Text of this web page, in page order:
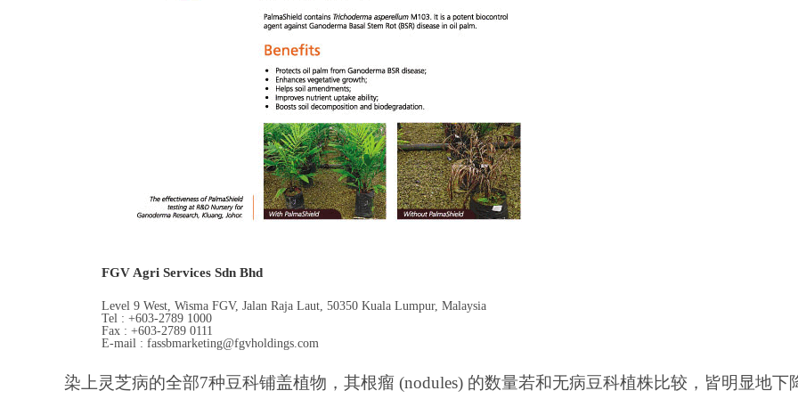
FGV Agri Services Sdn Bhd
Level 9 West, Wisma FGV, Jalan Raja Laut, 50350 Kuala Lumpur, Malaysia
Tel : +603-2789 1000
Fax : +603-2789 0111
E-mail : fassbmarketing@fgvholdings.com
染上灵芝病的全部7种豆科铺盖植物，其根瘤 (nodules) 的数量若和无病豆科植株比较，皆明显地下